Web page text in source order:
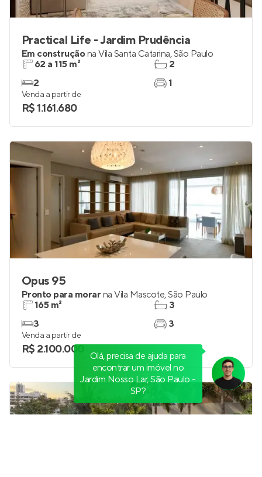
Practical Life - Jardim Prudência
Em construçãona Vila Santa Catarina,São Paulo
62 a 115 m²
2
2
1
Venda a partir de
R$ 1.161.680
Opus 95
Pronto para morar na Vila Mascote,São Paulo
165 m²
3
3
3
Venda a partir de
R$ 2.100.000
Olá, precisa de ajuda para
encontrar um imóvel no
Jardim Nosso Lar, São Paulo -
SP?